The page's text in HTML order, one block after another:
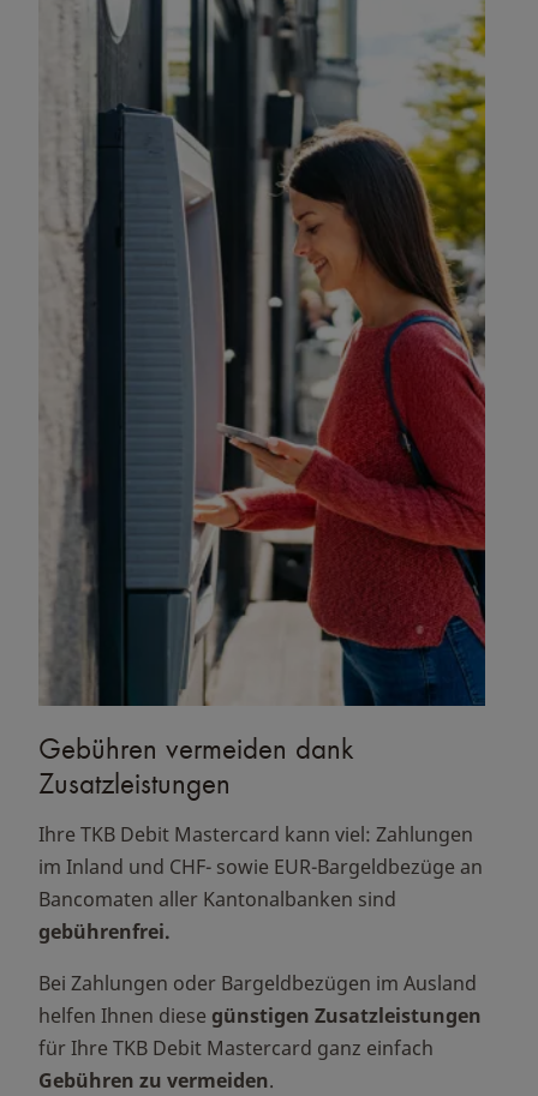
Gebühren vermeiden dank
Zusatzleistungen
Ihre TKB Debit Mastercard kann viel: Zahlungen
im Inland und CHF- sowie EUR-Bargeldbezüge an
Bancomaten aller Kantonalbanken sind
gebührenfrei.
Bei Zahlungen oder Bargeldbezügen im Ausland
helfen Ihnen diese günstigen Zusatzleistungen
für Ihre TKB Debit Mastercard ganz einfach
Gebühren zu vermeiden.